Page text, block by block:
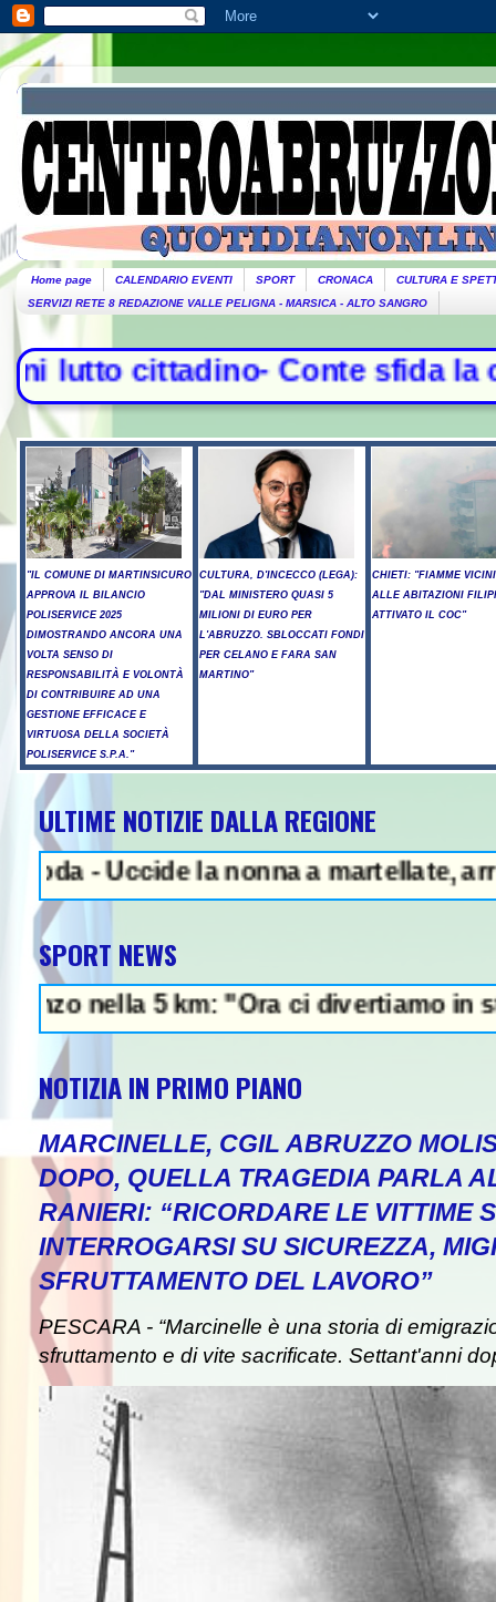
Home page CALENDARIO EVENTI SPORT CRONACA
CULTURA E
SERVIZI RETE 8 REDAZIONE VALLE PELIGNA - MARSICA - ALTO SANGRO
Conte sfida la
"IL COMUNE DI MARTINSICURO
APPROVA IL BILANCIO
POLISERVICE 2025
DIMOSTRANDO ANCORA UNA
VOLTA SENSO DI
RESPONSABILITÀ E VOLONTÀ
DI CONTRIBUIRE AD UNA
GESTIONE EFFICACE E
VIRTUOSA DELLA SOCIETÀ
POLISERVICE S.P.A."
CULTURA, D'INCECCO (LEGA):
"DAL MINISTERO QUASI 5
MILIONI DI EURO PER
L'ABRUZZO. SBLOCCATI FONDI
PER CELANO E FARA SAN
MARTINO"
CHIETI: "FIAMME
ALLE ABITAZIONI
ATTIVATO IL COC"
ULTIME NOTIZIE DALLA REGIONE
la nonna a martellate, arrestato il
SPORT NEWS
5 km: "Ora ci divertiamo in
NOTIZIA IN PRIMO PIANO
MARCINELLE, CGIL ABRUZZO
DOPO, QUELLA TRAGEDIA PARLA
RANIERI: “RICORDARE LE VITTIME
INTERROGARSI SU SICUREZZA,
SFRUTTAMENTO DEL LAVORO”
PESCARA - “Marcinelle è una storia di
sfruttamento e di vite sacrificate. Settant'anni
- Sparatoria in una scuola